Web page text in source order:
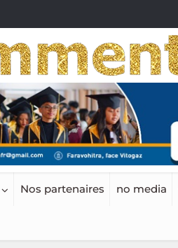
Nos partenaires no media